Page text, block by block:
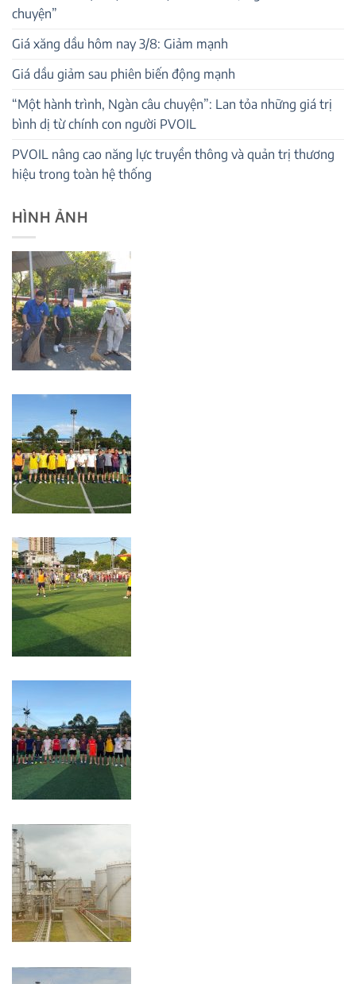
chuyện”
Giá xăng dầu hôm nay 3/8: Giảm mạnh
Giá dầu giảm sau phiên biến động mạnh
“Một hành trình, Ngàn câu chuyện”: Lan tỏa những giá trị
bình dị từ chính con người PVOIL
PVOIL nâng cao năng lực truyền thông và quản trị thương
hiệu trong toàn hệ thống
HÌNH ẢNH